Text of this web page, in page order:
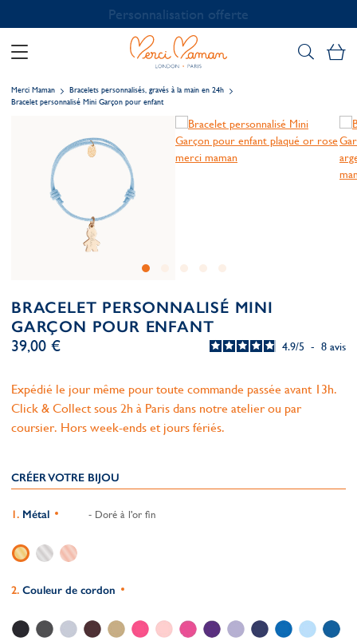
Personnalisation offerte
Merci Maman
Bracelets personnalisés, gravés à la main en 24h
Bracelet personnalisé Mini Garçon pour enfant
BRACELET PERSONNALISÉ MINI
GARÇON POUR ENFANT
4.9/5 - 8 avis
39,00 €
Expédié le jour même pour toute commande passée avant 13h.
Click & Collect sous 2h à Paris dans notre atelier ou par
coursier. Hors week-ends et jours fériés.
CRÉER VOTRE BIJOU
Métal - Doré à l'or fin
Couleur de cordon